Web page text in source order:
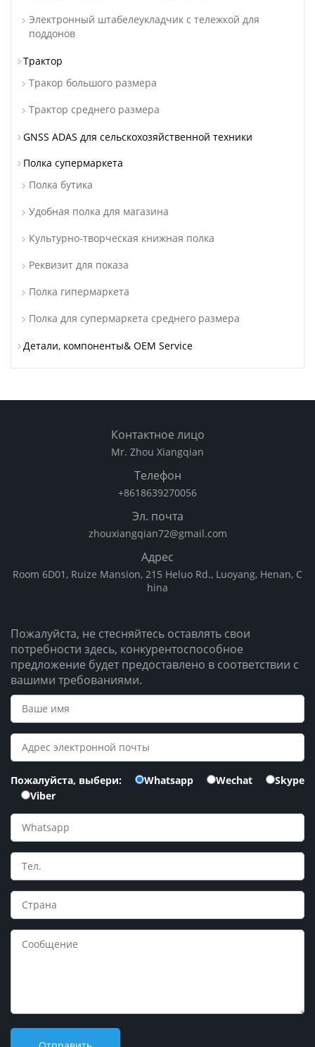
Электронный штабелеукладчик с тележкой для
поддонов
Трактор
Тракор большого размера
Трактор среднего размера
GNSS ADAS для сельскохозяйственной техники
Полка супермаркета
Полка бутика
Удобная полка для магазина
Культурно-творческая книжная полка
Реквизит для показа
Полка гипермаркета
Полка для супермаркета среднего размера
Детали, компоненты& OEM Service
Контактное лицо
Mr. Zhou Xiangqian
Телефон
+8618639270056
Эл. почта
zhouxiangqian72@gmail.com
Адрес
Room 6D01, Ruize Mansion, 215 Heluo Rd., Luoyang, Henan, C
hina
Пожалуйста, не стесняйтесь оставлять свои
потребности здесь, конкурентоспособное
предложение будет предоставлено в соответствии с
вашими требованиями.
Пожалуйста, выбери: Whatsapp Wechat
Skype
Viber